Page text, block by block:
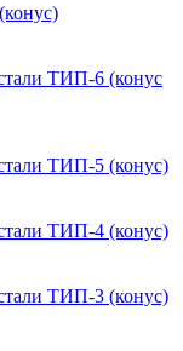
ТИП-6 (конус
ТИП-5 (конус)
ТИП-4 (конус)
ТИП-3 (конус)